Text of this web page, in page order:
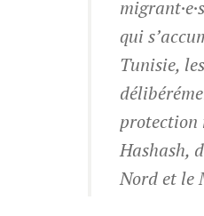
qui
Tunisie,
protection
Hashash,
Nord et le